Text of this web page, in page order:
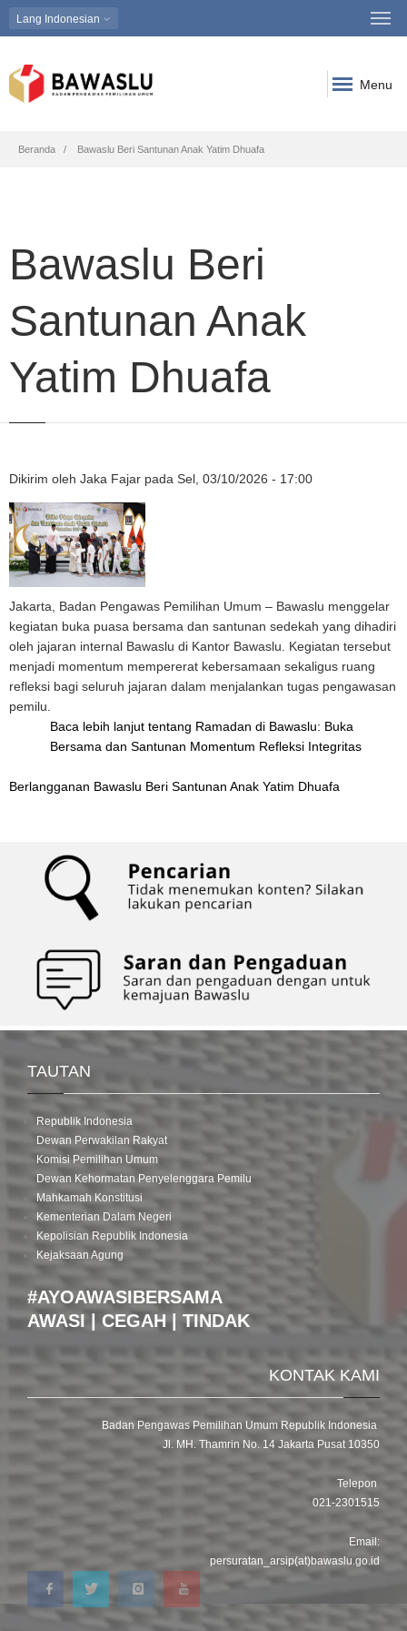
Lang Indonesian
Menu
Breadcrumb
Beranda Bawaslu Beri Santunan Anak Yatim Dhuafa
Bawaslu Beri
Santunan Anak
Yatim Dhuafa
Dikirim oleh Jaka Fajar pada Sel, 03/10/2026 - 17:00
Jakarta, Badan Pengawas Pemilihan Umum – Bawaslu menggelar
kegiatan buka puasa bersama dan santunan sedekah yang dihadiri
oleh jajaran internal Bawaslu di Kantor Bawaslu. Kegiatan tersebut
menjadi momentum mempererat kebersamaan sekaligus ruang
refleksi bagi seluruh jajaran dalam menjalankan tugas pengawasan
pemilu.
Baca lebih lanjut tentang Ramadan di Bawaslu: Buka
Bersama dan Santunan Momentum Refleksi Integritas
Berlangganan Bawaslu Beri Santunan Anak Yatim Dhuafa
TAUTAN
Republik Indonesia
Dewan Perwakilan Rakyat
Komisi Pemilihan Umum
Dewan Kehormatan Penyelenggara Pemilu
Mahkamah Konstitusi
Kementerian Dalam Negeri
Kepolisian Republik Indonesia
Kejaksaan Agung
#AYOAWASIBERSAMA
AWASI | CEGAH | TINDAK
KONTAK KAMI
Badan Pengawas Pemilihan Umum Republik Indonesia
Jl. MH. Thamrin No. 14 Jakarta Pusat 10350
Telepon
021-2301515
Email:
persuratan_arsip(at)bawaslu.go.id